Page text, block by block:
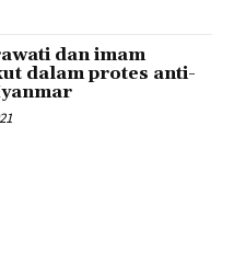
dan imam
dalam protes anti-